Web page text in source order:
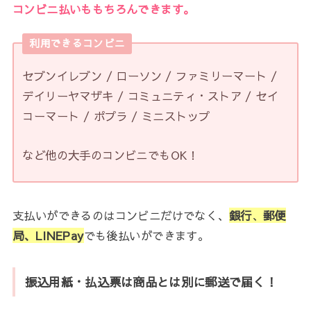
コンビニ払いももちろんできます。
利用できるコンビニ
セブンイレブン / ローソン / ファミリーマート /
デイリーヤマザキ / コミュニティ・ストア / セイ
コーマート / ポプラ / ミニストップ
など他の大手のコンビニでもOK！
支払いができるのはコンビニだけでなく、 銀行、 郵便
局、LINEPayでも後払いができます。
振込用紙・払込票は商品とは別に郵送で届く！